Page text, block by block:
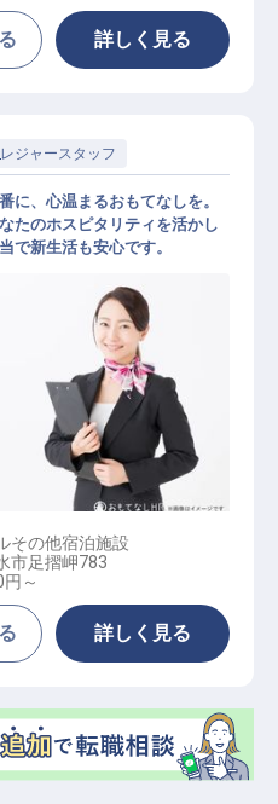
詳しく見る
レジャースタッフ
ィスタッフ
に、心温まるおもてなしを。
たのホスピタリティを活かし
で新生活も安心です。
その他宿泊施設
市足摺岬783
～
詳しく見る